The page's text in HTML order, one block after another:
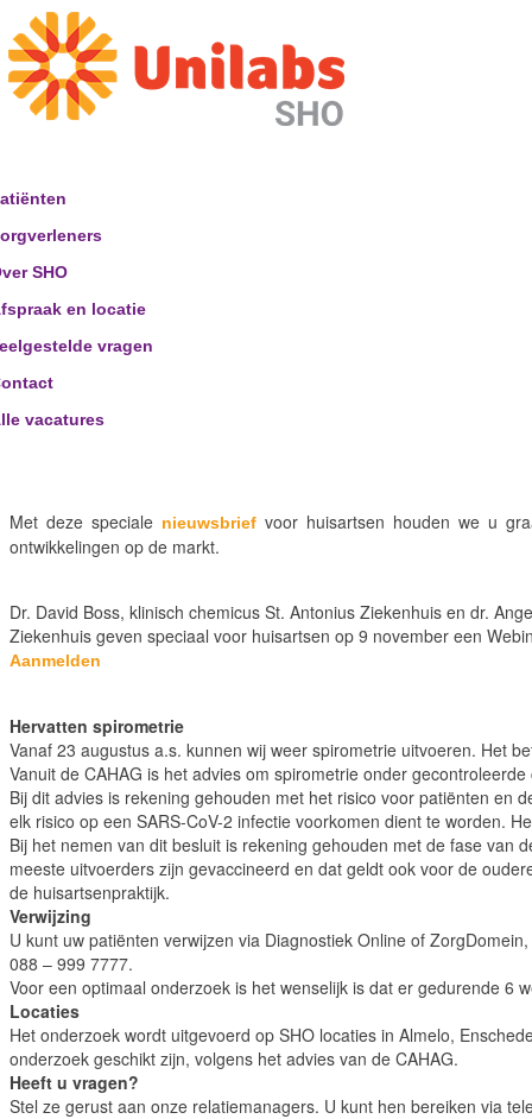
SHO
en locatie
vragen
vacatures
Met deze speciale nieuwsbriefvoor huisartsen houden we u
ontwikkelingen op de markt.
Dr. David Boss, klinisch chemicus St. Antonius Ziekenhuis en dr.
Ziekenhuis geven speciaal voor huisartsen op 9 november een
Aanmelden
Hervatten spirometrie
Vanaf 23 augustus a.s. kunnen wij weer spirometrie uitvoeren. Het
Vanuit de CAHAG is het advies om spirometrie onder
Bij dit advies is rekening gehouden met het risico voor patiënten en
elk risico op een SARS-CoV-2 infectie voorkomen dient te worden.
Bij het nemen van dit besluit is rekening gehouden met de fase van
meeste uitvoerders zijn gevaccineerd en dat geldt ook voor de
de huisartsenpraktijk.
Verwijzing
U kunt uw patiënten verwijzen via Diagnostiek Online of
088 – 999 7777.
Voor een optimaal onderzoek is het wenselijk is dat er gedurende 6
Locaties
Het onderzoek wordt uitgevoerd op SHO locaties in Almelo,
onderzoek geschikt zijn, volgens het advies van de CAHAG.
Heeft u vragen?
Stel ze gerust aan onze relatiemanagers. U kunt hen bereiken via